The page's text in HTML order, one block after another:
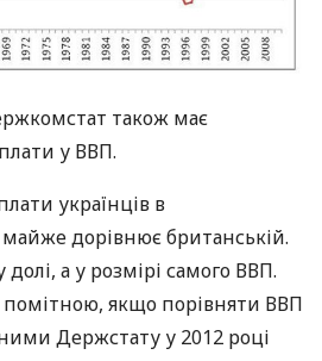
також має
у ВВП.
українців в
майже дорівнює британській.
а у розмірі самого ВВП.
помітною, якщо порівняти ВВП
Держстату у 2012 році